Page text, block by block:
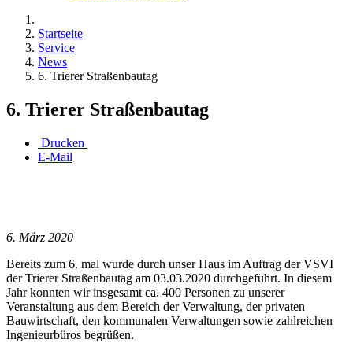
Startseite
Service
News
6. Trierer Straßenbautag
6. Trierer Straßenbautag
Drucken
E-Mail
6. März 2020
Bereits zum 6. mal wurde durch unser Haus im Auftrag der VSVI
der Trierer Straßenbautag am 03.03.2020 durchgeführt. In diesem
Jahr konnten wir insgesamt ca. 400 Personen zu unserer
Veranstaltung aus dem Bereich der Verwaltung, der privaten
Bauwirtschaft, den kommunalen Verwaltungen sowie zahlreichen
Ingenieurbüros begrüßen.